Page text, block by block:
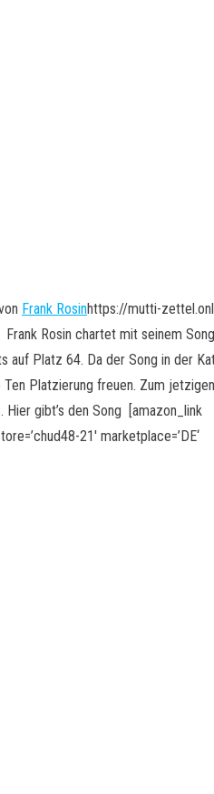
Frank Rosinhttps://mutti-
Rosin chartet mit seinem
auf Platz 64. Da der Song in der
Platzierung freuen. Zum
gibt’s den Song [amazon_link
21′ marketplace=’DE‘